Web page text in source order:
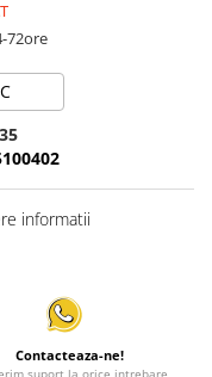
72ore
informatii
Contacteaza-ne!
suport la orice intrebare